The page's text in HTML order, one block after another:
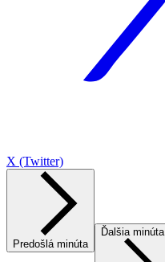
X (Twitter)
Predošlá minúta
Ďalšia minúta